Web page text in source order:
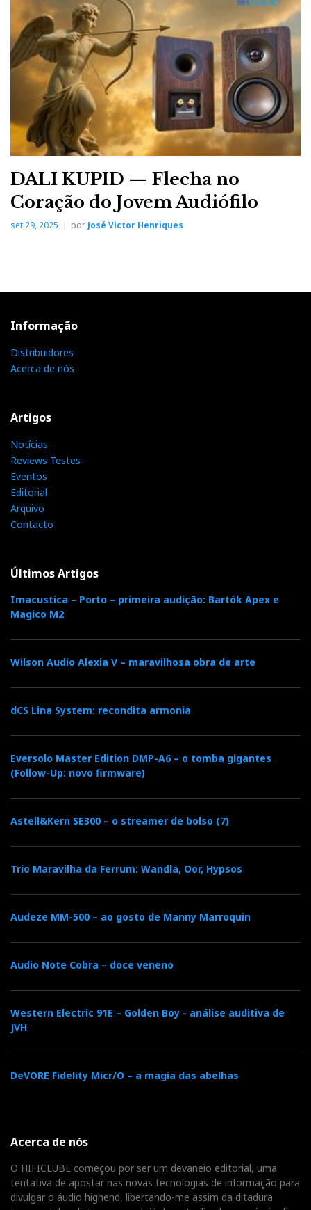
DALI KUPID — Flecha no
Coração do Jovem Audiófilo
set 29, 2025 por José Victor Henriques
Informação
Distribuidores
Acerca de nós
Artigos
Notícias
Reviews Testes
Eventos
Editorial
Arquivo
Contacto
Últimos Artigos
Imacustica – Porto – primeira audição: Bartók Apex e
Magico M2
Wilson Audio Alexia V – maravilhosa obra de arte
dCS Lina System: recondita armonia
Eversolo Master Edition DMP-A6 – o tomba gigantes
(Follow-Up: novo firmware)
Astell&Kern SE300 – o streamer de bolso (7)
Trio Maravilha da Ferrum: Wandla, Oor, Hypsos
Audeze MM-500 – ao gosto de Manny Marroquin
Audio Note Cobra – doce veneno
Western Electric 91E – Golden Boy - análise auditiva de
JVH
DeVORE Fidelity Micr/O – a magia das abelhas
Acerca de nós
O HIFICLUBE começou por ser um devaneio editorial, uma
tentativa de apostar nas novas tecnologias de informação para
divulgar o áudio highend, libertando-me assim da ditadura